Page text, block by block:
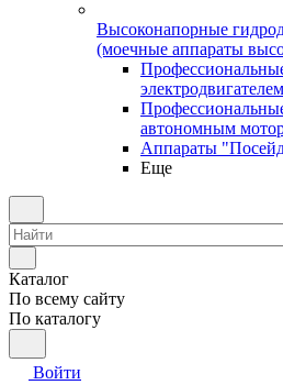
Высоконапорные
(моечные аппараты
электродвигателем
автономным
Аппараты
Еще
Каталог
По всему сайту
По каталогу
Войти